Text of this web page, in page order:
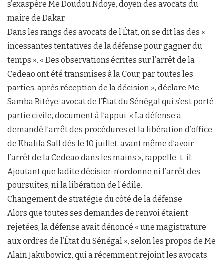
s’exaspère Me Doudou Ndoye, doyen des avocats du
maire de Dakar.
Dans les rangs des avocats de l’État, on se dit las des «
incessantes tentatives de la défense pour gagner du
temps ». « Des observations écrites sur l’arrêt de la
Cedeao ont été transmises à la Cour, par toutes les
parties, après réception de la décision », déclare Me
Samba Bitèye, avocat de l’État du Sénégal qui s’est porté
partie civile, document à l’appui. « La défense a
demandé l’arrêt des procédures et la libération d’office
de Khalifa Sall dès le 10 juillet, avant même d’avoir
l’arrêt de la Cedeao dans les mains », rappelle-t-il.
Ajoutant que ladite décision n’ordonne ni l’arrêt des
poursuites, ni la libération de l’édile.
Changement de stratégie du côté de la défense
Alors que toutes ses demandes de renvoi étaient
rejetées, la défense avait dénoncé « une magistrature
aux ordres de l’État du Sénégal », selon les propos de Me
Alain Jakubowicz, qui a récemment rejoint les avocats